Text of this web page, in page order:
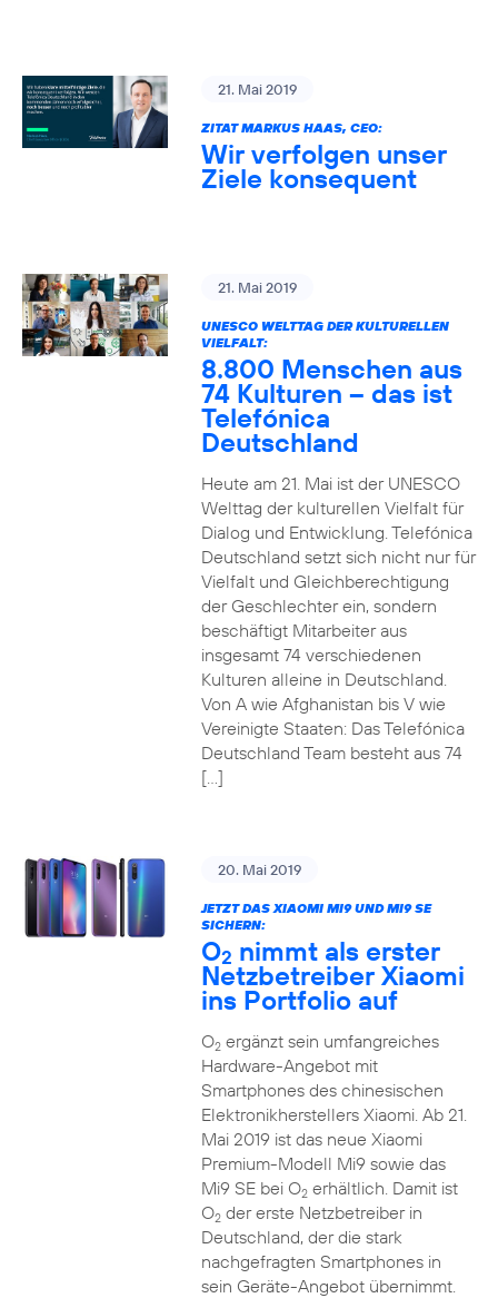
21. Mai 2019
ZITAT MARKUS HAAS, CEO:
Wir verfolgen unser
Ziele konsequent
21. Mai 2019
UNESCO WELTTAG DER KULTURELLEN
VIELFALT:
8.800 Menschen aus
74 Kulturen – das ist
Telefónica
Deutschland
Heute am 21. Mai ist der UNESCO
Welttag der kulturellen Vielfalt für
Dialog und Entwicklung. Telefónica
Deutschland setzt sich nicht nur für
Vielfalt und Gleichberechtigung
der Geschlechter ein, sondern
beschäftigt Mitarbeiter aus
insgesamt 74 verschiedenen
Kulturen alleine in Deutschland.
Von A wie Afghanistan bis V wie
Vereinigte Staaten: Das Telefónica
Deutschland Team besteht aus 74
[…]
20. Mai 2019
JETZT DAS XIAOMI MI9 UND MI9 SE
SICHERN:
O2 nimmt als erster
Netzbetreiber Xiaomi
ins Portfolio auf
O2ergänzt sein umfangreiches
Hardware-Angebot mit
Smartphones des chinesischen
Elektronikherstellers Xiaomi. Ab 21.
Mai 2019 ist das neue Xiaomi
Premium-Modell Mi9 sowie das
Mi9 SE bei O2erhältlich. Damit ist
O2der erste Netzbetreiber in
Deutschland, der die stark
nachgefragten Smartphones in
sein Geräte-Angebot übernimmt.